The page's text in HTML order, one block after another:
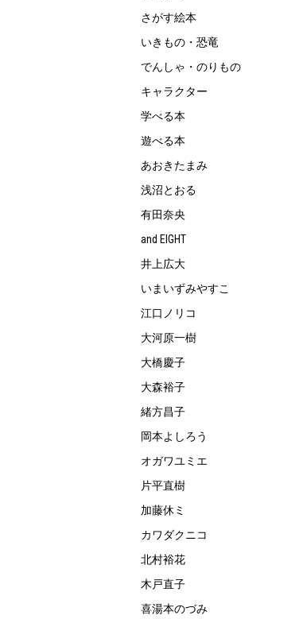
さがす絵本
いきもの・恐竜
でんしゃ・のりもの
キャラクター
学べる本
遊べる本
あおきたまみ
浅沼とおる
有田奈央
and EIGHT
井上広大
いまいずみやすこ
江口ノリコ
大河原一樹
大橋慶子
大森裕子
緒方昌子
岡本よしろう
オガワユミエ
片平直樹
加藤休ミ
カワダクニコ
北村裕花
木戸直子
喜湯本のづみ